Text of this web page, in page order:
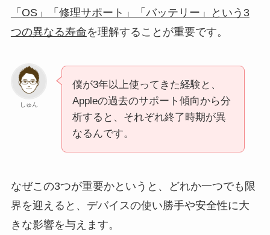
「OS」「修理サポート」「バッテリー」という3
つの異なる寿命を理解することが重要です。
しゅん
僕が3年以上使ってきた経験と、
Appleの過去のサポート傾向から分
析すると、それぞれ終了時期が異
なるんです。
なぜこの3つが重要かというと、どれか一つでも限
界を迎えると、デバイスの使い勝手や安全性に大
きな影響を与えます。